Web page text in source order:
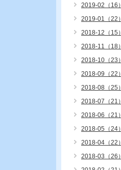
2019-02（16）
2019-01（22）
2018-12（15）
2018-11（18）
2018-10（23）
2018-09（22）
2018-08（25）
2018-07（21）
2018-06（21）
2018-05（24）
2018-04（22）
2018-03（26）